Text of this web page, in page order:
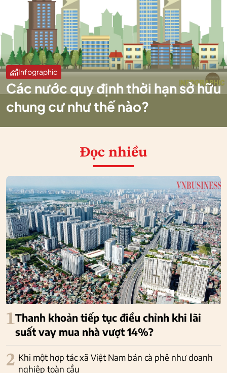
Infographic
Các nước quy định thời hạn sở hữu
chung cư như thế nào?
Đọc nhiều
1Thanh khoản tiếp tục điều chỉnh khi lãi
suất vay mua nhà vượt 14%?
2 Khi một hợp tác xã Việt Nam bán cà phê như doanh
nghiệp toàn cầu